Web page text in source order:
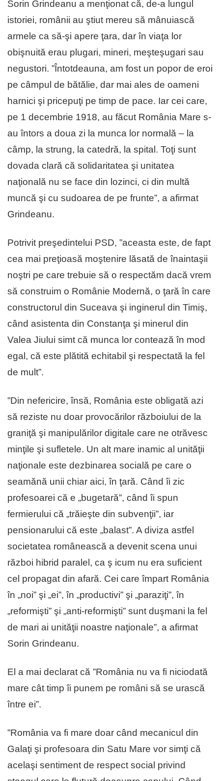
Sorin Grindeanu a menţionat că, de-a lungul
istoriei, românii au ştiut mereu să mânuiască
armele ca să-şi apere ţara, dar în viaţa lor
obişnuită erau plugari, mineri, meşteşugari sau
negustori. ”Întotdeauna, am fost un popor de eroi
pe câmpul de bătălie, dar mai ales de oameni
harnici şi pricepuţi pe timp de pace. Iar cei care,
pe 1 decembrie 1918, au făcut România Mare s-
au întors a doua zi la munca lor normală – la
câmp, la strung, la catedră, la spital. Toţi sunt
dovada clară că solidaritatea şi unitatea
naţională nu se face din lozinci, ci din multă
muncă şi cu sudoarea de pe frunte”, a afirmat
Grindeanu.
Potrivit preşedintelui PSD, ”aceasta este, de fapt
cea mai preţioasă moştenire lăsată de înaintaşii
noştri pe care trebuie să o respectăm dacă vrem
să construim o Românie Modernă, o ţară în care
constructorul din Suceava şi inginerul din Timiş,
când asistenta din Constanţa şi minerul din
Valea Jiului simt că munca lor contează în mod
egal, că este plătită echitabil şi respectată la fel
de mult”.
”Din nefericire, însă, România este obligată azi
să reziste nu doar provocărilor războiului de la
graniţă şi manipulărilor digitale care ne otrăvesc
minţile şi sufletele. Un alt mare inamic al unităţii
naţionale este dezbinarea socială pe care o
seamănă unii chiar aici, în ţară. Când îi zic
profesoarei că e „bugetară”, când îi spun
fermierului că „trăieşte din subvenţii”, iar
pensionarului că este „balast”. A diviza astfel
societatea românească a devenit scena unui
război hibrid paralel, ca ş icum nu era suficient
cel propagat din afară. Cei care împart România
în „noi” şi „ei”, în „productivi” şi „paraziţi”, în
„reformişti” şi „anti-reformişti” sunt duşmani la fel
de mari ai unităţii noastre naţionale”, a afirmat
Sorin Grindeanu.
El a mai declarat că ”România nu va fi niciodată
mare cât timp îi punem pe români să se urască
între ei”.
”România va fi mare doar când mecanicul din
Galaţi şi profesoara din Satu Mare vor simţi că
acelaşi sentiment de respect social privind